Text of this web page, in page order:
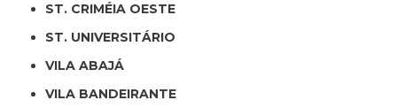
ST. CRIMÉIA OESTE
ST. UNIVERSITÁRIO
VILA ABAJÁ
VILA BANDEIRANTE